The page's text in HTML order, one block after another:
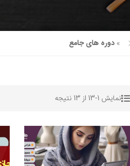
» دوره های جامع
نمایش 1-13 از 13 نتیجه